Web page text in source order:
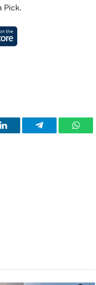
Pick.
LinkedIn Telegram